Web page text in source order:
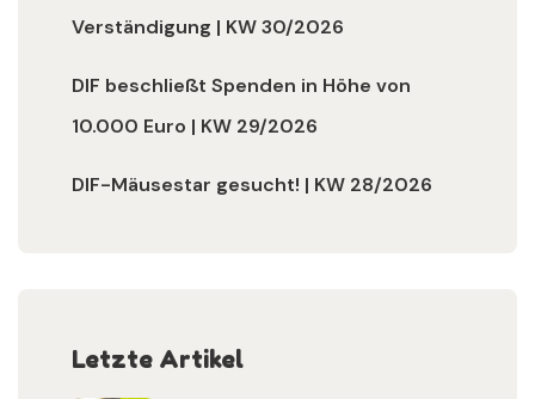
Verständigung | KW 30/2026
DIF beschließt Spenden in Höhe von
10.000 Euro | KW 29/2026
DIF-Mäusestar gesucht! | KW 28/2026
Letzte Artikel